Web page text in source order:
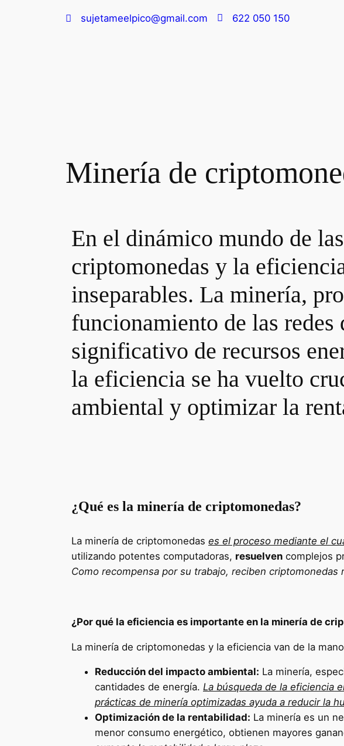
sujetameelpico@gmail.com 622 050 150
Minería de
En el dinámico mundo de
criptomonedas y la
inseparables. La minería,
funcionamiento de las redes
significativo de recursos
la eficiencia se ha vuelto
ambiental y optimizar la
¿Qué es la minería de criptomonedas?
La minería de criptomonedas es el proceso mediante el
utilizando potentes computadoras, resuelven complejos
Como recompensa por su trabajo, reciben
¿Por qué la eficiencia es importante en la minería de
La minería de criptomonedas y la eficiencia van de la
Reducción del impacto ambiental: La minería,
cantidades de energía. La búsqueda de la eficiencia
prácticas de minería optimizadas ayuda a reducir la
Optimización de la rentabilidad: La minería es un
menor consumo energético, obtienen mayores